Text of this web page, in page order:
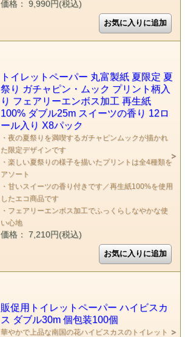
価格： 9,990円(税込)
トイレットペーパー 丸富製紙 夏限定 夏
祭り ガチャピン・ムック プリント柄入
り フェアリーエンボス加工 再生紙
100% ダブル25m スイーツの香り 12ロ
ール入り X8パック
・夜の夏祭りを満喫するガチャピンムックが描かれ
た限定デザインです
・楽しい夏祭りの様子を描いたプリントは全4種類を
アソート
・甘いスイーツの香り付きです／再生紙100%を使用
したエコ商品です
・フェアリーエンボス加工でふっくらしなやかな使
い心地
価格： 7,210円(税込)
販促用トイレットペーパー ハイビスカ
ス ダブル30m 個包装100個
華やかで上品な南国の花ハイビスカスのトイレット